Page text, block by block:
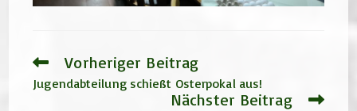
Weitere
Artikel
ansehen
Vorheriger Beitrag
Jugendabteilung schießt Osterpokal aus!
Nächster Beitrag